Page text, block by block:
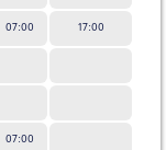
07:00 17:00
07:00